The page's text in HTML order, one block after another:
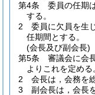
第4条
委員の任期
する。
2
委員に欠員を生
任期間とする。
(会長及び副会長)
第5条
審議会に会
よりこれを定める
2
会長は，会務を
3
副会長は，会長